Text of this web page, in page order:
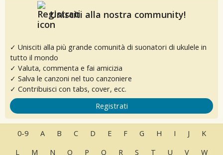
Unisciti alla nostra community!
✓ Unisciti alla più grande comunità di suonatori di ukulele in
tutto il mondo
✓ Valuta, commenta e fai amicizia
✓ Salva le canzoni nel tuo canzoniere
✓ Contribuisci con tabs, cover, ecc.
Registrati
0-9 A B C D E F G H I J
K
L
M N O P Q R S T U V W